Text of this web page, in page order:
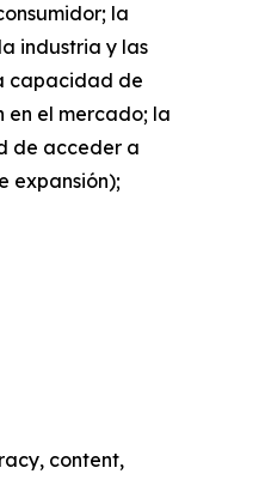
la
industria y las
capacidad de
en el mercado; la
de acceder a
expansión);
content,